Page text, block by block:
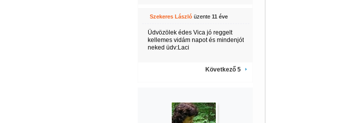
Szekeres Lászlóüzente 11 éve
Üdvözölek édes Vica jó reggelt
kellemes vidám napot és mindenjót
neked üdv:Laci
Következő 5